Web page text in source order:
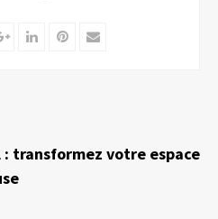
Google+LinkedInPinterest
Email
: transformez votre espace